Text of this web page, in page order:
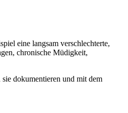
eine langsam verschlechterte,
chronische Müdigkeit,
dokumentieren und mit dem